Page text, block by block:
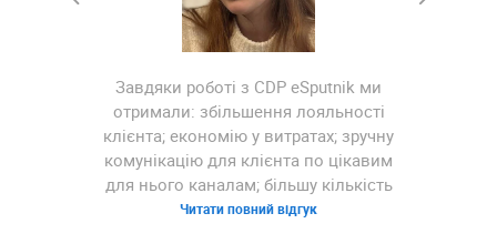
Читати повний відгук
Завдяки роботі з CDP eSputnik ми
отримали: збільшення лояльності
клієнта; економію у витратах; зручну
комунікацію для клієнта по цікавим
для нього каналам; більшу кількість
переходів, перечитувань та покупок.